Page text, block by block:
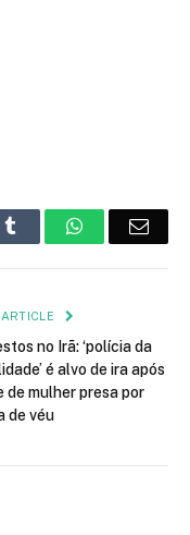
Tumblr WhatsApp
no Irã: ‘polícia da
é alvo de ira após
de mulher presa por
de véu